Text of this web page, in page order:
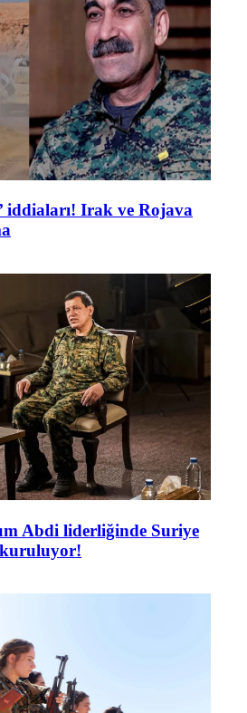
iddiaları! Irak ve Rojava
Abdi liderliğinde Suriye